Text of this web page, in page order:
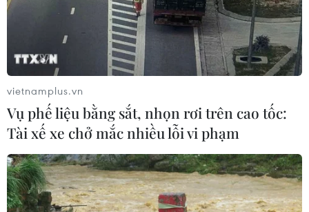
vietnamplus.vn
Vụ phế liệu bằng sắt, nhọn rơi trên cao tốc:
Tài xế xe chở mắc nhiều lỗi vi phạm